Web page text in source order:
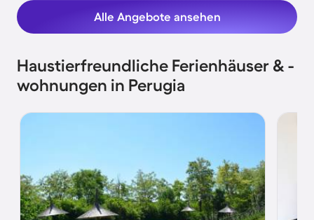
Alle Angebote ansehen
Haustierfreundliche Ferienhäuser & -
wohnungen in Perugia